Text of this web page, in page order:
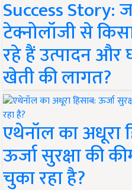
Success Story:
टेक्नोलॉजी से
रहे हैं उत्पादन और
खेती की लागत?
एथेनॉल का अधूरा
ऊर्जा सुरक्षा की
चुका रहा है?